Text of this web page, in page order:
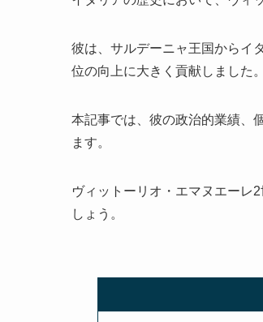
彼は、サルデーニャ王国からイ
位の向上に大きく貢献しました。
本記事では、彼の政治的業績、
ます。
ヴィットーリオ・エマヌエーレ
しょう。